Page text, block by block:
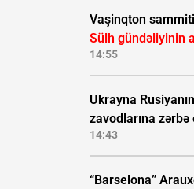
Vaşinqton
Sülh gündəliyinin
14:55
Ukrayna
zavodlarına
14:43
“Barselona”